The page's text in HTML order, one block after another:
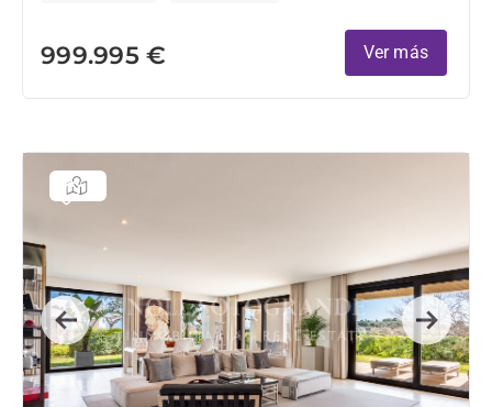
999.995 € Ver más
Previous Next